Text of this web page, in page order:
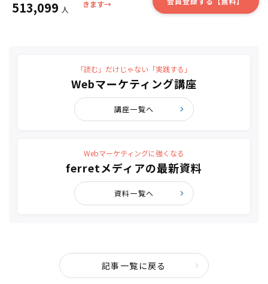
513,099 人
きます→
「読む」だけじゃない「実践する」
Webマーケティング講座
講座一覧へ
Webマーケティングに強くなる
ferretメディアの最新資料
資料一覧へ
記事一覧に戻る